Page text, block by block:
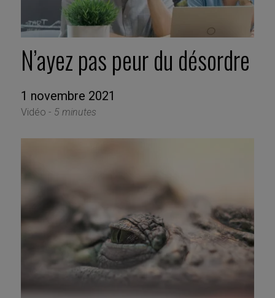
N’ayez pas peur du désordre
1 novembre 2021
Vidéo - 5 minutes